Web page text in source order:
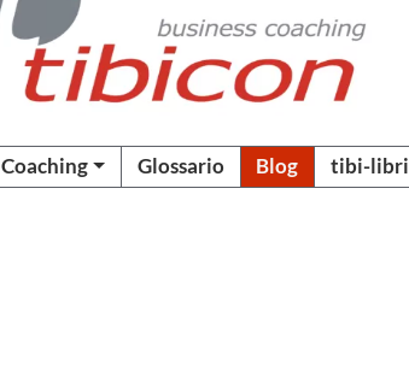
Coaching Glossario Blog tibi-libri